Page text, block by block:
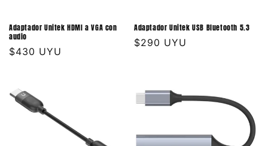
Adaptador Unitek HDMI a VGA con
audio
Precio
$430 UYU
Adaptador Unitek USB Bluetooth 5.3
Precio
$290 UYU